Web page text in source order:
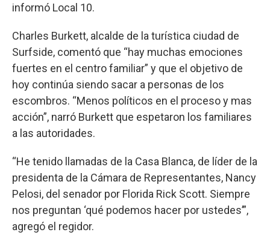
informó Local 10.
Charles Burkett, alcalde de la turística ciudad de
Surfside, comentó que “hay muchas emociones
fuertes en el centro familiar” y que el objetivo de
hoy continúa siendo sacar a personas de los
escombros. “Menos políticos en el proceso y mas
acción”, narró Burkett que espetaron los familiares
a las autoridades.
“He tenido llamadas de la Casa Blanca, de líder de la
presidenta de la Cámara de Representantes, Nancy
Pelosi, del senador por Florida Rick Scott. Siempre
nos preguntan ‘qué podemos hacer por ustedes’”,
agregó el regidor.